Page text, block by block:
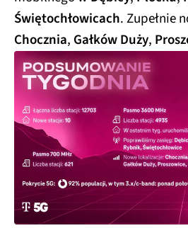
Świętochłowicach. Zupełnie
Chocznia, Gałków Duży,